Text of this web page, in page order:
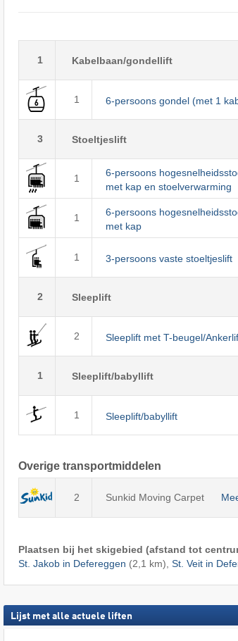
1 Kabelbaan/gondellift
1 6-persoons gondel (met 1
3 Stoeltjeslift
1
6-persoons
met kap en stoelverwarming
1
6-persoons
met kap
1 3-persoons vaste stoeltjeslift
2 Sleeplift
2 Sleeplift met T-beugel/
1 Sleeplift/babyllift
1 Sleeplift/babyllift
Overige transportmiddelen
2 Sunkid Moving Carpet
Plaatsen bij het skigebied (afstand tot
St. Jakob in Defereggen (2,1 km), St. Veit in
Lijst met alle actuele liften